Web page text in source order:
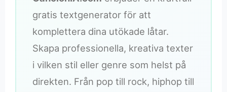
gratis textgenerator för att
komplettera dina utökade låtar.
Skapa professionella, kreativa texter
i vilken stil eller genre som helst på
direkten. Från pop till rock, hiphop till